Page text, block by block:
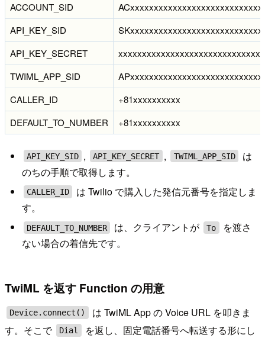
ACCOUNT_SID
API_KEY_SID
API_KEY_SECRET
TWIML_APP_SID
CALLER_ID
+81xxxxxxxxxx
DEFAULT_TO_NUMBER
+81xxxxxxxxxx
API_KEY_SID , API_KEY_SECRET , TWIML_APP_SID
は
のちの手順で取得します。
CALLER_ID
は Twilio で購入した発信元番号を指定しま
す。
DEFAULT_TO_NUMBER は、クライアントが To
を渡さ
ない場合の着信先です。
TwiML を返す Function の用意
Device.connect()
は TwiML App の Voice URL を叩きま
す。そこで
Dial
を返し、固定電話番号へ転送する形にし